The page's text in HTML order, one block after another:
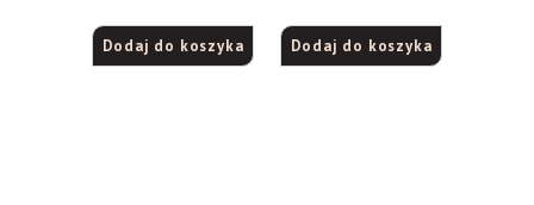
Dodaj do koszyka Dodaj do koszyka